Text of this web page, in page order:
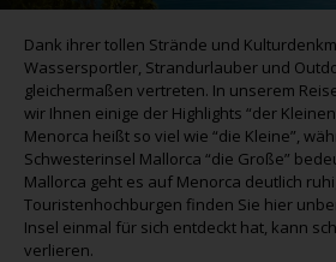
Dank ihrer tollen Strände und
Wassersportler, Strandurlauber und
gleichermaßen vertreten. In unserem
wir Ihnen einige der Highlights “der
Menorca heißt so viel wie “die Kleine”,
Schwesterinsel Mallorca “die Große”
Mallorca geht es auf Menorca deutlich
Touristenhochburgen finden Sie hier
Insel einmal für sich entdeckt hat, kann
verlieren.